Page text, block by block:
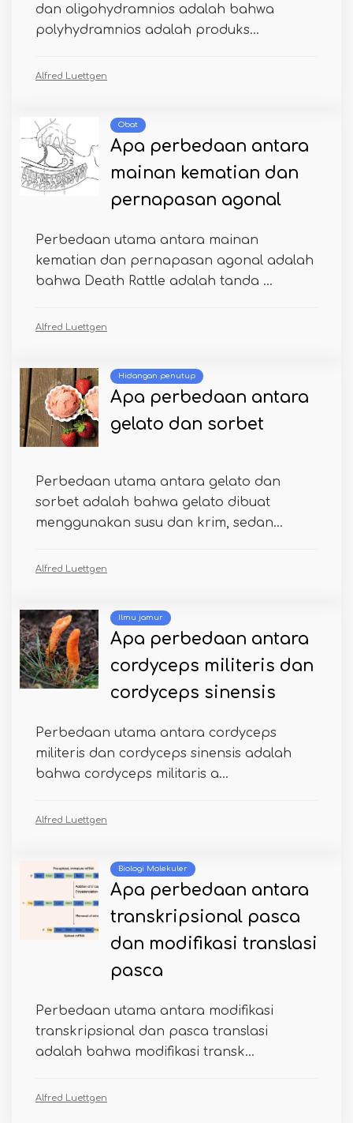
dan oligohydramnios adalah bahwa
polyhydramnios adalah produks...
Alfred Luettgen
Obat
Apa perbedaan antara
mainan kematian dan
pernapasan agonal
Perbedaan utama antara mainan
kematian dan pernapasan agonal adalah
bahwa Death Rattle adalah tanda ...
Alfred Luettgen
Hidangan penutup
Apa perbedaan antara
gelato dan sorbet
Perbedaan utama antara gelato dan
sorbet adalah bahwa gelato dibuat
menggunakan susu dan krim, sedan...
Alfred Luettgen
Ilmu jamur
Apa perbedaan antara
cordyceps militeris dan
cordyceps sinensis
Perbedaan utama antara cordyceps
militeris dan cordyceps sinensis adalah
bahwa cordyceps militaris a...
Alfred Luettgen
Biologi Molekuler
Apa perbedaan antara
transkripsional pasca
dan modifikasi translasi
pasca
Perbedaan utama antara modifikasi
transkripsional dan pasca translasi
adalah bahwa modifikasi transk...
Alfred Luettgen